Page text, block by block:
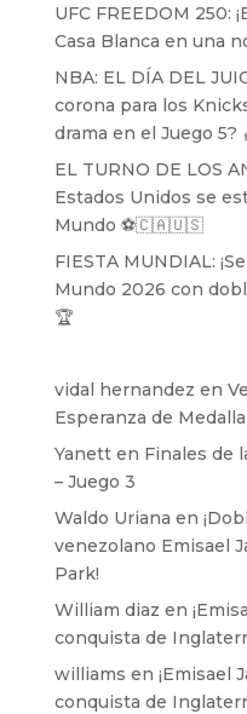
UFC FREEDOM 250:
Casa Blanca en una
NBA: EL DÍA DEL
corona para los
drama en el Juego 5?
EL TURNO DE LOS
Estados Unidos se
Mundo ⚽️🇨🇦🇺🇸
FIESTA MUNDIAL:
Mundo 2026 con
🏆
vidal hernandez en
Esperanza de
Yanetten Finales de
– Juego 3
Waldo Uriana en
venezolano Emisael
Park!
William diaz en
conquista de
williams en ¡Emisael
conquista de